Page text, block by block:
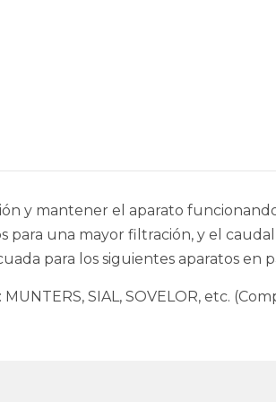
y mantener el aparato
para una mayor filtración, y el
para los siguientes aparatos en
SIAL, SOVELOR, etc.